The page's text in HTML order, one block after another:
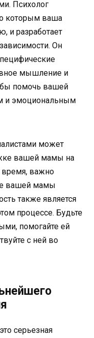
Психолог
которым ваша
и разработает
Он
мышление и
помочь вашей
и эмоциональным
может
вашей мамы на
важно
вашей мамы
также является
процессе. Будьте
помогайте ей
с ней во
серьезная